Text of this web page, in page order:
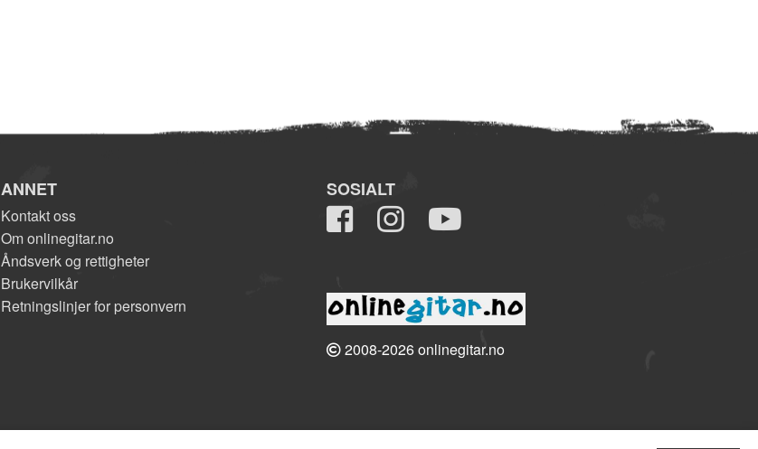
ANNET
Kontakt oss
Om onlinegitar.no
Åndsverk og rettigheter
Brukervilkår
Retningslinjer for personvern
SOSIALT
2008-2026 onlinegitar.no